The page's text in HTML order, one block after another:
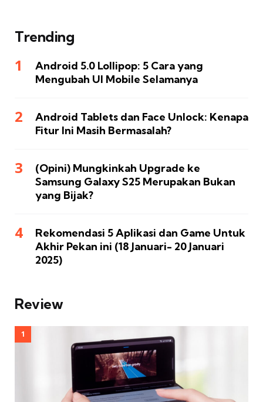
Trending
Android 5.0 Lollipop: 5 Cara yang
Mengubah UI Mobile Selamanya
Android Tablets dan Face Unlock: Kenapa
Fitur Ini Masih Bermasalah?
(Opini) Mungkinkah Upgrade ke
Samsung Galaxy S25 Merupakan Bukan
yang Bijak?
Rekomendasi 5 Aplikasi dan Game Untuk
Akhir Pekan ini (18 Januari- 20 Januari
2025)
Review